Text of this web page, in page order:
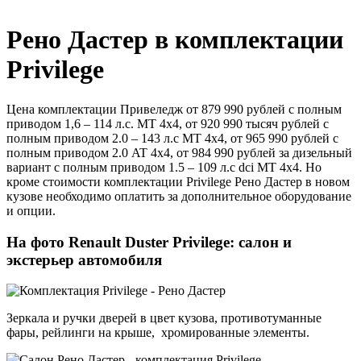
Рено Дастер в комплектации
Privilege
Цена комплектации Привеледж от 879 990 рублей с полным
приводом 1,6 – 114 л.с. MT 4х4, от 920 990 тысяч рублей с
полным приводом 2.0 – 143 л.с MT 4х4, от 965 990 рублей с
полным приводом 2.0 AT 4х4, от 984 990 рублей за дизельный
вариант с полным приводом 1.5 – 109 л.с dci МT 4х4. Но
кроме стоимости комплектации Privilege Рено Дастер в новом
кузове необходимо оплатить за дополнительное оборудование
и опции.
На фото Renault Duster Privilege: салон и
экстерьер автомобиля
Зеркала и ручки дверей в цвет кузова, противотуманные
фары, рейлинги на крыше, хромированные элементы.